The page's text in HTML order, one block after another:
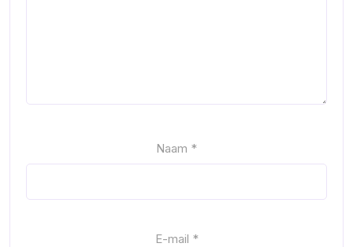
Naam *
E-mail *